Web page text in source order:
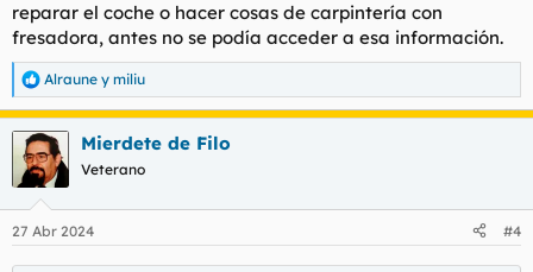
reparar el coche o hacer cosas de carpintería con
fresadora, antes no se podía acceder a esa información.
R
e
a
c
c
i
e
Alraune y miliu
Mierdete de Filo
Veterano
27 Abr 2024 #4